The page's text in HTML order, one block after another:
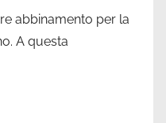
abbinamento per la
A questa